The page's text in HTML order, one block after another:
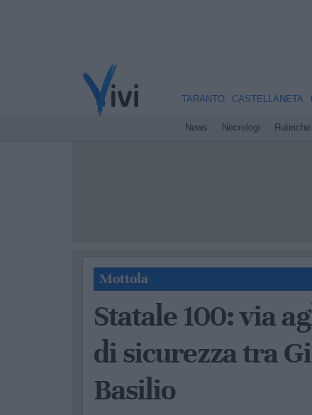
TARANTO CASTELLANETA
News Necrologi Rubriche
Mottola
Statale 100: via
di sicurezza tra
Basilio